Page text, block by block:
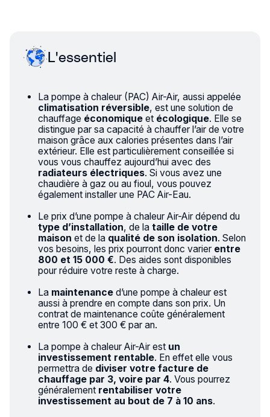
L'essentiel
La pompe à chaleur (PAC) Air-Air, aussi appelée
climatisation réversible, est une solution de
chauffage économiqueet écologique. Elle se
distingue par sa capacité à chauffer l’air de votre
maison grâce aux calories présentes dans l’air
extérieur. Elle est particulièrement conseillée si
vous vous chauffez aujourd’hui avec des
radiateurs électriques. Si vous avez une
chaudière à gaz ou au fioul, vous pouvez
également installer une PAC Air-Eau.
Le prix d’une pompe à chaleur Air-Air dépend du
type d’installation, de la taille de votre
maison et de la qualité de son isolation. Selon
vos besoins, les prix pourront donc varier entre
800 et 15 000 €. Des aides sont disponibles
pour réduire votre reste à charge.
La maintenanced’une pompe à chaleur est
aussi à prendre en compte dans son prix. Un
contrat de maintenance coûte généralement
entre 100 € et 300 € par an.
La pompe à chaleur Air-Air est un
investissement rentable. En effet elle vous
permettra de diviser votre facture de
chauffage par 3, voire par 4. Vous pourrez
généralement rentabiliser votre
investissement au bout de 7 à 10 ans.